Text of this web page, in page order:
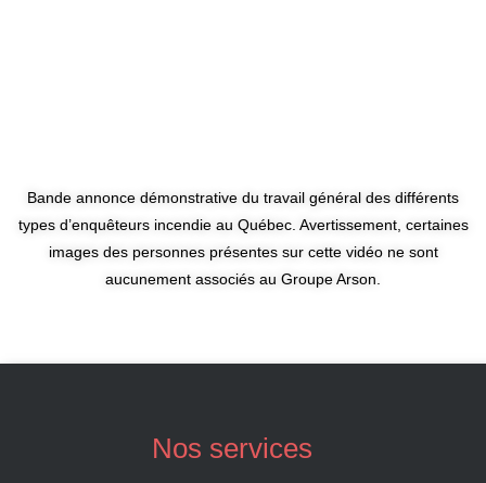
Bande annonce démonstrative du travail général des différents
types d’enquêteurs incendie au Québec. Avertissement, certaines
images des personnes présentes sur cette vidéo ne sont
aucunement associés au Groupe Arson.
Nos services